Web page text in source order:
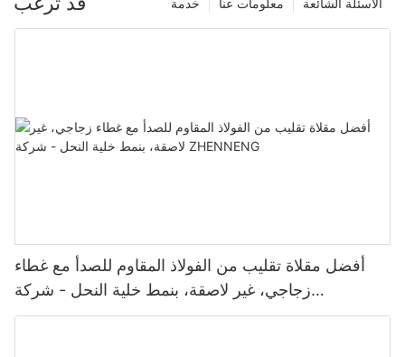
أفضل مقلاة تقليب من الفولاذ المقاوم للصدأ مع غطاء
زجاجي، غير لاصقة، بنمط خلية النحل - شركة
ZHENNENG